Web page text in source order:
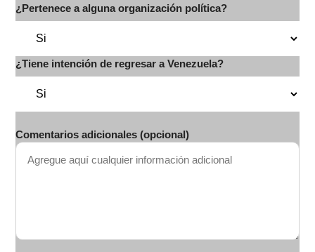
¿Pertenece a alguna organización política?
¿Tiene intención de regresar a Venezuela?
Comentarios adicionales (opcional)